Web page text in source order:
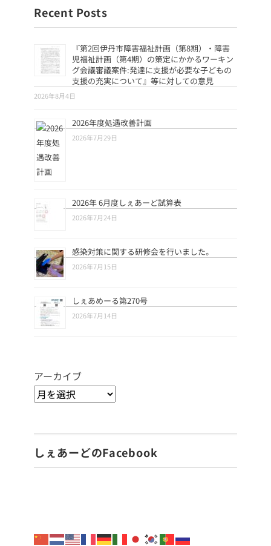
Recent Posts
『第2回伊丹市障害福祉計画（第8期）・障害
児福祉計画（第4期）の策定にかかるワーキン
グ会議審議案件:発達に支援が必要な子どもの
支援の充実について』等に対しての意見
2026年8月4日
2026年度処遇改善計画
2026年7月29日
2026年 6月度しぇあーど試算表
2026年7月24日
感染対策に関する研修会を行いました。
2026年7月15日
しぇあめーる第270号
2026年7月14日
アーカイブ
しぇあーどのFacebook